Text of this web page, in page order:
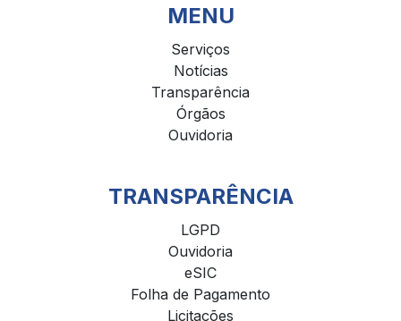
MENU
Serviços
Notícias
Transparência
Órgãos
Ouvidoria
TRANSPARÊNCIA
LGPD
Ouvidoria
eSIC
Folha de Pagamento
Licitações